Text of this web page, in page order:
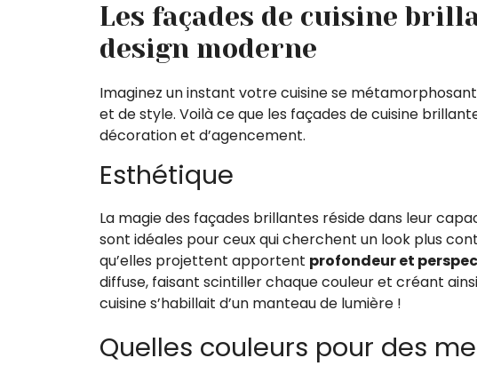
Les façades de cuisine
design moderne
Imaginez un instant votre cuisine se
et de style. Voilà ce que les façades de cuisine
décoration et d’agencement.
Esthétique
La magie des façades brillantes réside dans leur
sont idéales pour ceux qui cherchent un look plus
qu’elles projettent apportent profondeur et
diffuse, faisant scintiller chaque couleur et créant
cuisine s’habillait d’un manteau de lumière !
Quelles couleurs pour des